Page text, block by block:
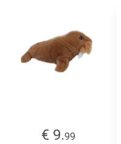
€ 9.99